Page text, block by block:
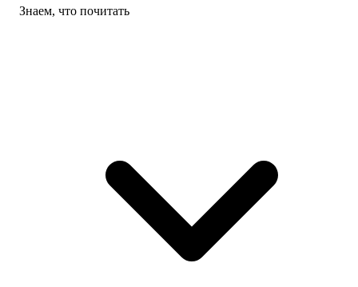
Знаем, что почитать